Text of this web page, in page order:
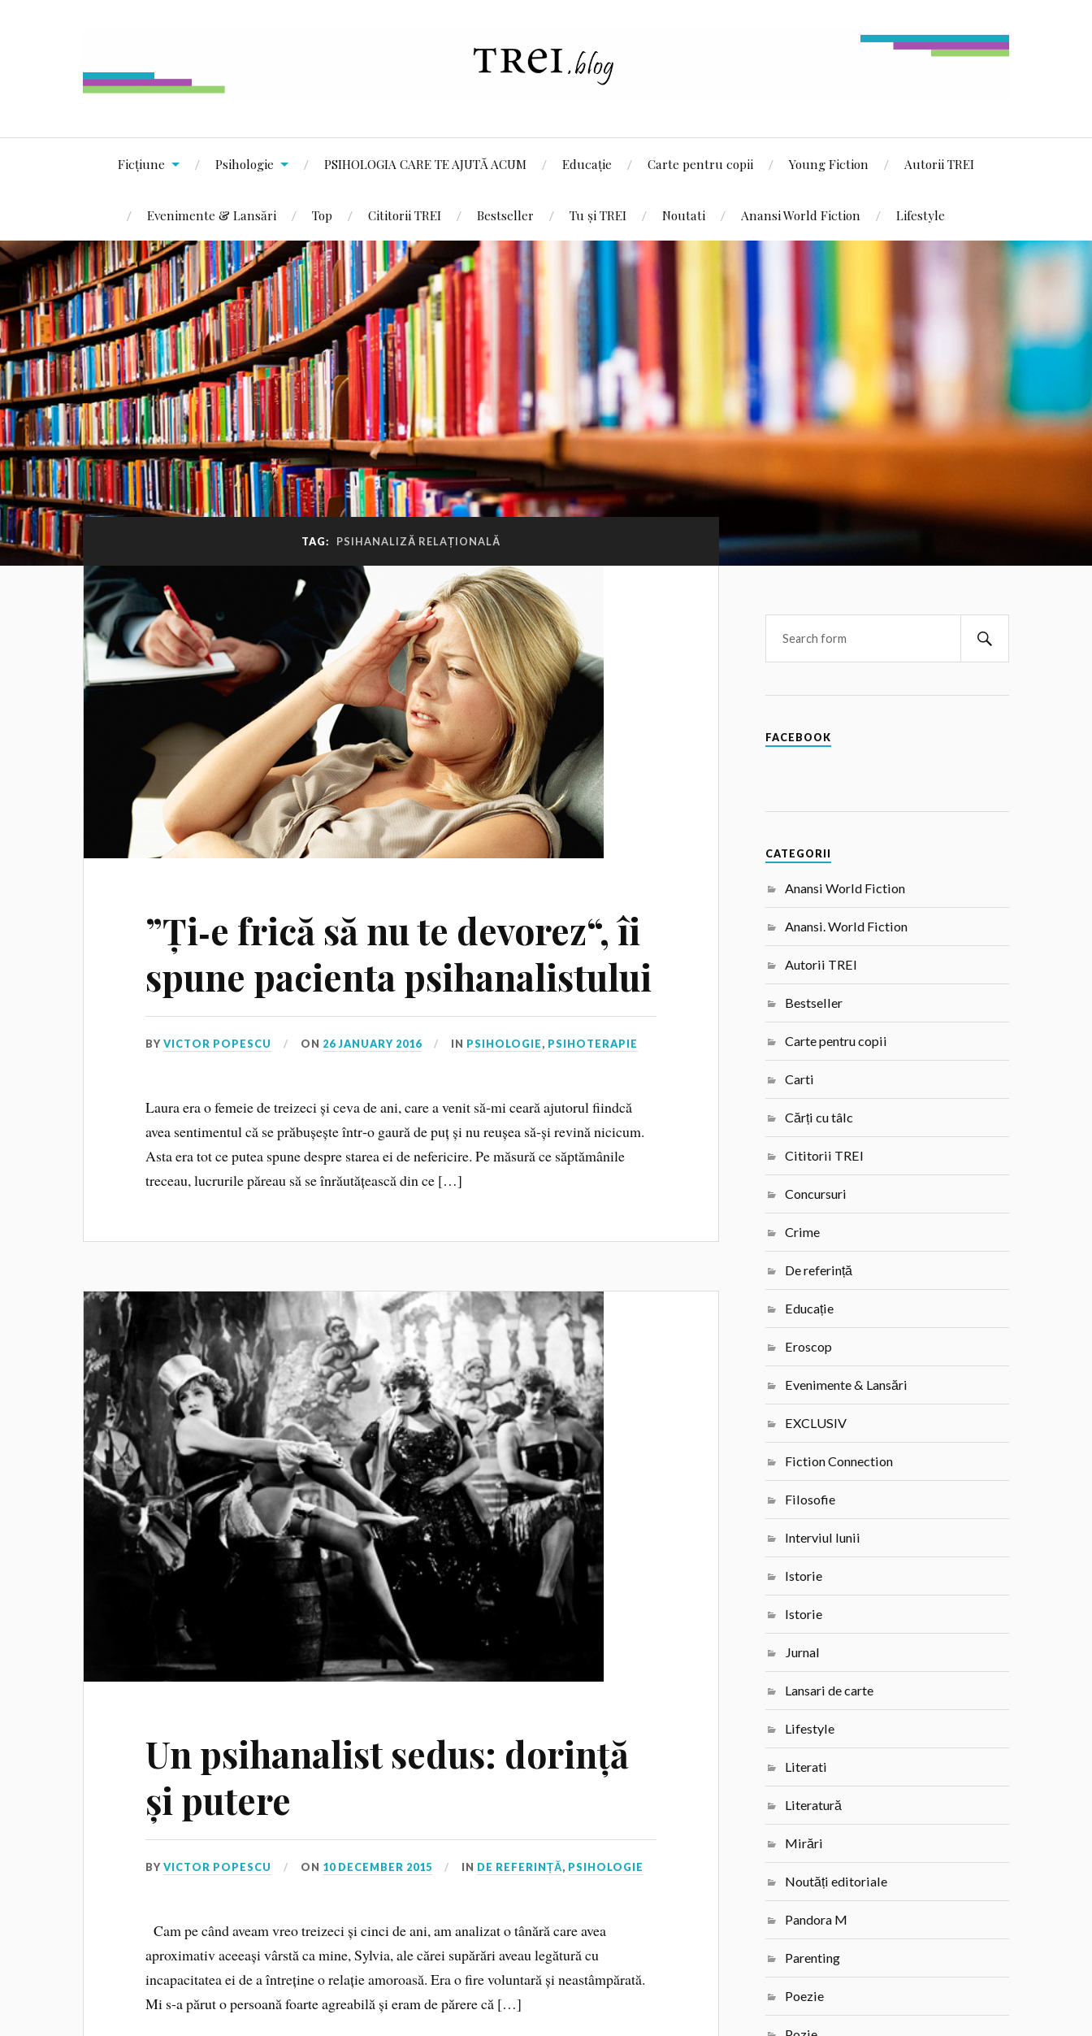
Ficțiune Psihologie PSIHOLOGIA CARE TE AJUTĂ ACUM Educație Carte pentru copii Young Fiction Autorii TREI
Evenimente & Lansări Top Cititorii TREI Bestseller Tu și TREI Noutati Anansi World Fiction Lifestyle
TAG: PSIHANALIZĂ RELAȚIONALĂ
”Ți‑e frică să nu te devorez“, îi
spune pacienta psihanalistului
BYVICTOR POPESCU ON 26 JANUARY 2016 IN PSIHOLOGIE, PSIHOTERAPIE
Laura era o femeie de treizeci și ceva de ani, care a venit să‑mi ceară ajutorul fiindcă
avea sentimentul că se prăbușește într‑o gaură de puț și nu reușea să‑și revină nicicum.
Asta era tot ce putea spune despre starea ei de nefericire. Pe măsură ce săptămânile
treceau, lucrurile păreau să se înrăutățească din ce […]
Un psihanalist sedus: dorință
și putere
BYVICTOR POPESCU ON 10 DECEMBER 2015 IN DE REFERINȚĂ, PSIHOLOGIE
Cam pe când aveam vreo treizeci și cinci de ani, am analizat o tânără care avea
aproximativ aceeași vârstă ca mine, Sylvia, ale cărei supărări aveau legătură cu
incapacitatea ei de a întreține o relație amoroasă. Era o fire voluntară și neastâmpărată.
Mi s‑a părut o persoană foarte agreabilă și eram de părere că […]
FACEBOOK
CATEGORII
Anansi World Fiction
Anansi. World Fiction
Autorii TREI
Bestseller
Carte pentru copii
Carti
Cărți cu tâlc
Cititorii TREI
Concursuri
Crime
De referință
Educație
Eroscop
Evenimente & Lansări
EXCLUSIV
Fiction Connection
Filosofie
Interviul lunii
Istorie
Istorie
Jurnal
Lansari de carte
Lifestyle
Literati
Literatură
Mirări
Noutăți editoriale
Pandora M
Parenting
Poezie